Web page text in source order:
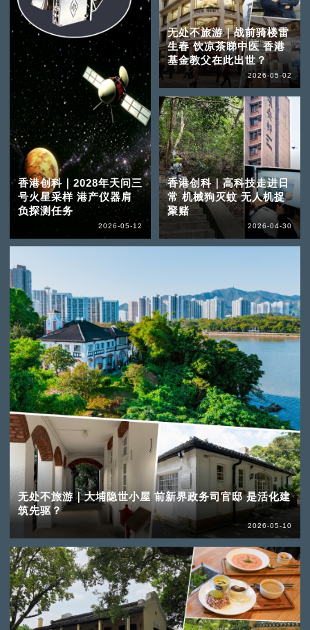
香港创科｜2028年天问三
号火星采样 港产仪器肩
负探测任务
2026-05-12
无处不旅游｜大埔隐世小屋 前新界政务司官邸 是活化建
筑先驱？
2026-05-10
无处不旅游｜战前骑楼雷
生春 饮凉茶睇中医 香港
基金教父在此出世？
2026-05-02
香港创科｜高科技走进日
常 机械狗灭蚊 无人机捉
聚赌
2026-04-30